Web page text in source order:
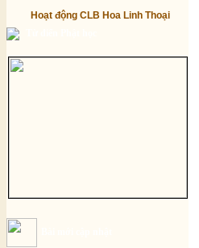
Hoạt động CLB Hoa Linh Thoại